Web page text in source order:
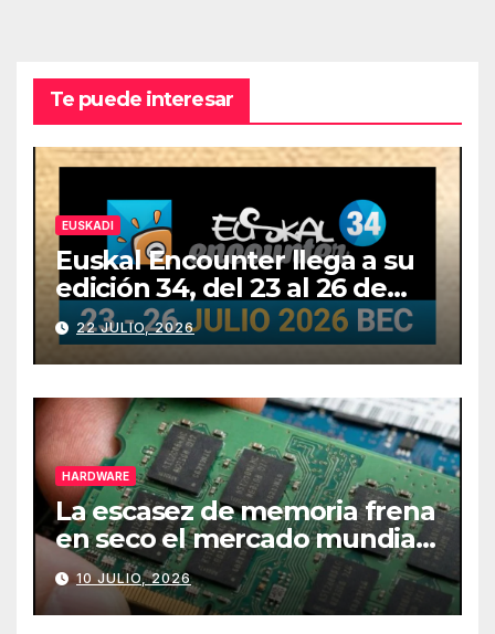
Te puede interesar
EUSKADI
Euskal Encounter llega a su
edición 34, del 23 al 26 de
julio
22 JULIO, 2026
HARDWARE
La escasez de memoria frena
en seco el mercado mundial
de PCs
10 JULIO, 2026